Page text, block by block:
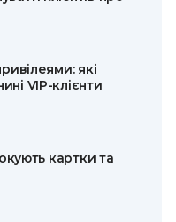
які
VIP-клієнти
картки та